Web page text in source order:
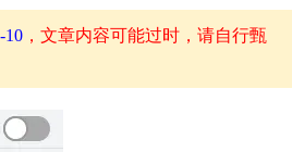
10 ，文章内容可能过时，请自行甄